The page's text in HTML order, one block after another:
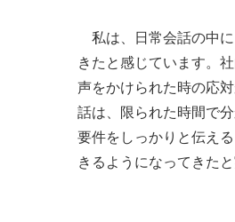
私は、日常会話の中
きたと感じています。
声をかけられた時の応
話は、限られた時間で
要件をしっかりと伝え
きるようになってきた